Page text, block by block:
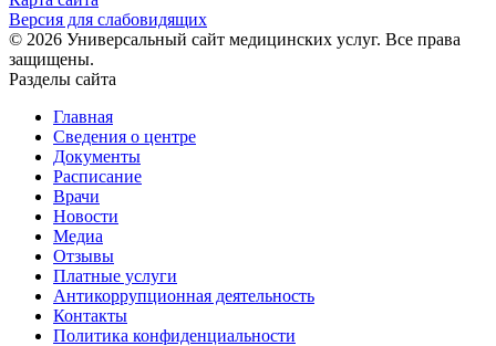
Версия для слабовидящих
© 2026 Универсальный сайт медицинских услуг. Все права
защищены.
Разделы сайта
Главная
Сведения о центре
Документы
Расписание
Врачи
Новости
Медиа
Отзывы
Платные услуги
Антикоррупционная деятельность
Контакты
Политика конфиденциальности